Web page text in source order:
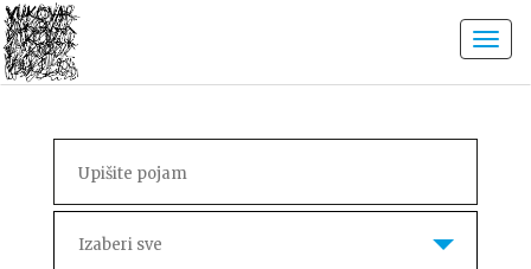
Izaberi sve